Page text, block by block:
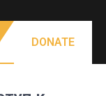
DONATE